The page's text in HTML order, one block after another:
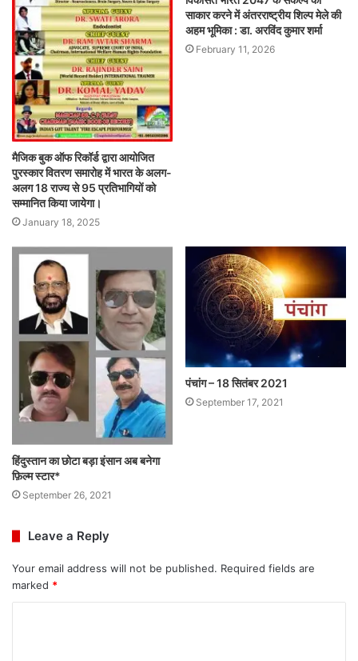
मैजिक बुक ऑफ रिकॉर्ड द्वारा आयोजित
पुरस्कार वितरण समारोह में भारत के अलग-
अलग 18 राज्य से 95 प्रतिभागियों को
सम्मानित किया जायेगा।
January 18, 2025
साकार करने में अंतरराष्ट्रीय शिल्प मेले की
अहम भूमिका : डा. अरविंद कुमार शर्मा
February 11, 2026
हिंदुस्तान का छोटा बड़ा इंसान अब बनेगा
फ़िल्म स्टार*
September 26, 2021
पंचांग – 18 सितंबर 2021
September 17, 2021
Leave a Reply
Your email address will not be published. Required fields are
marked *